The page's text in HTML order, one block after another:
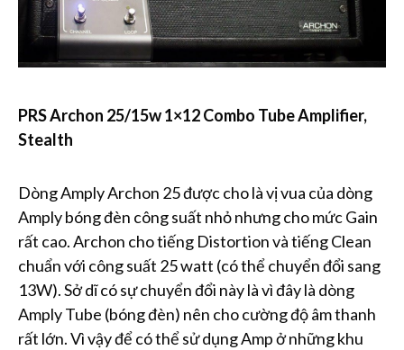
PRS Archon 25/15w 1×12 Combo Tube Amplifier,
Stealth
Dòng Amply Archon 25 được cho là vị vua của dòng
Amply bóng đèn công suất nhỏ nhưng cho mức Gain
rất cao. Archon cho tiếng Distortion và tiếng Clean
chuẩn với công suất 25 watt (có thể chuyển đổi sang
13W). Sở dĩ có sự chuyển đổi này là vì đây là dòng
Amply Tube (bóng đèn) nên cho cường độ âm thanh
rất lớn. Vì vậy để có thể sử dụng Amp ở những khu